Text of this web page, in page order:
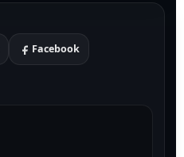
Facebook